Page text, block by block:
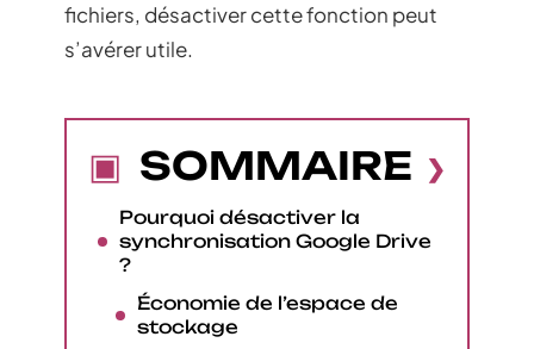
fichiers, désactiver cette fonction peut
s’avérer utile.
SOMMAIRE
Pourquoi désactiver la
synchronisation Google Drive
?
Économie de l’espace de
stockage